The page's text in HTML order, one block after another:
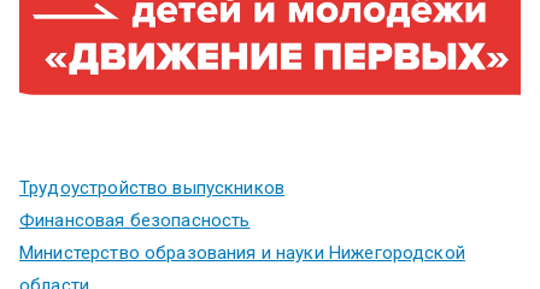
Трудоустройство выпускников
Финансовая безопасность
Министерство образования и науки Нижегородской